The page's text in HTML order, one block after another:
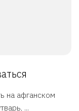
на афганском
...